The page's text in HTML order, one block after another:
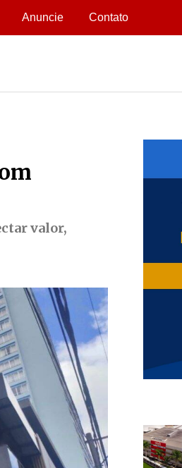
Anuncie Contato
valor,